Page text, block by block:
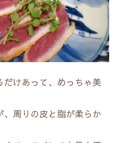
けあって、めっちゃ美
周りの皮と脂が柔らか